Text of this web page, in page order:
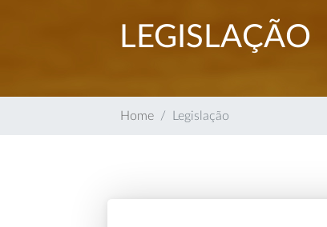
LEGISLAÇÃO
Home Legislação